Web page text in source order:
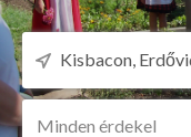
Minden érdekel